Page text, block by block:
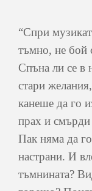
“Спри
тъмно, не бой
Спъна ли се в
стари
канеше да го
прах и
Пак няма да
настрани. И
тъмнината?